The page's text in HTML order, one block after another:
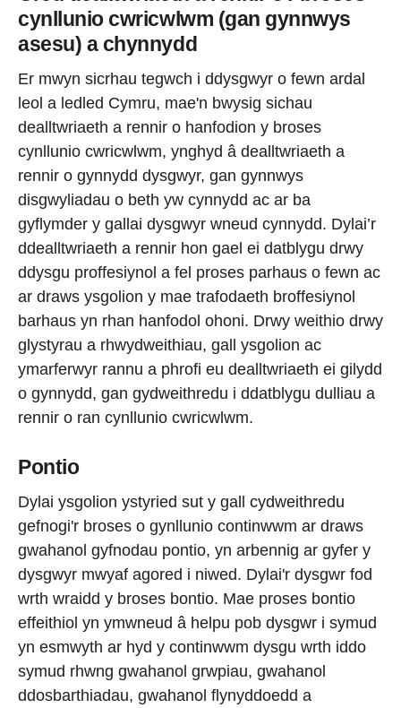
cynllunio cwricwlwm (gan gynnwys
asesu) a chynnydd
Er mwyn sicrhau tegwch i ddysgwyr o fewn ardal
leol a ledled Cymru, mae'n bwysig sichau
dealltwriaeth a rennir o hanfodion y broses
cynllunio cwricwlwm, ynghyd â dealltwriaeth a
rennir o gynnydd dysgwyr, gan gynnwys
disgwyliadau o beth yw cynnydd ac ar ba
gyflymder y gallai dysgwyr wneud cynnydd. Dylai’r
ddealltwriaeth a rennir hon gael ei datblygu drwy
ddysgu proffesiynol a fel proses parhaus o fewn ac
ar draws ysgolion y mae trafodaeth broffesiynol
barhaus yn rhan hanfodol ohoni. Drwy weithio drwy
glystyrau a rhwydweithiau, gall ysgolion ac
ymarferwyr rannu a phrofi eu dealltwriaeth ei gilydd
o gynnydd, gan gydweithredu i ddatblygu dulliau a
rennir o ran cynllunio cwricwlwm.
Pontio
Dylai ysgolion ystyried sut y gall cydweithredu
gefnogi'r broses o gynllunio continwwm ar draws
gwahanol gyfnodau pontio, yn arbennig ar gyfer y
dysgwyr mwyaf agored i niwed. Dylai'r dysgwr fod
wrth wraidd y broses bontio. Mae proses bontio
effeithiol yn ymwneud â helpu pob dysgwr i symud
yn esmwyth ar hyd y continwwm dysgu wrth iddo
symud rhwng gwahanol grwpiau, gwahanol
ddosbarthiadau, gwahanol flynyddoedd a